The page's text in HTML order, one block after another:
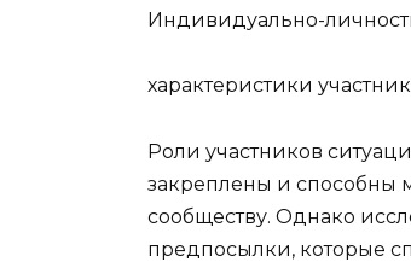
Индивидуально-
характеристики
Роли участников
закреплены и способны
сообществу. Однако
предпосылки, которые